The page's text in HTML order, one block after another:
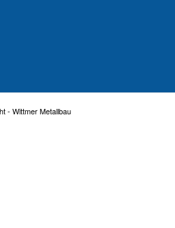
- Wittmer Metallbau